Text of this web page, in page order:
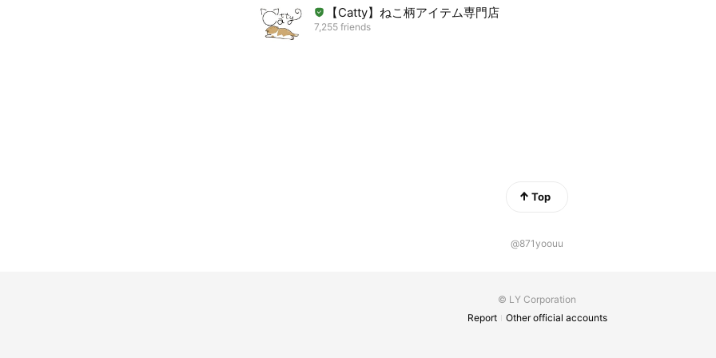
【Catty】ねこ柄アイテム専門店
7,255 friends
Top
@871yoouu
© LY Corporation
Report
Other official accounts